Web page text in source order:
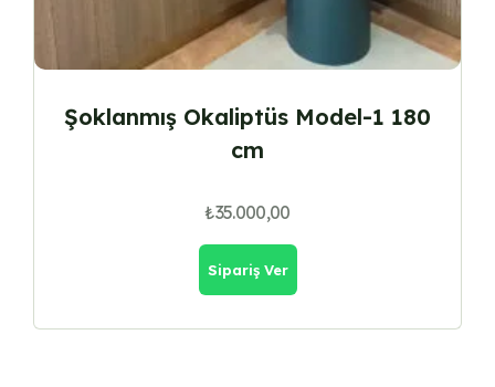
Şoklanmış Okaliptüs Model-1 180
cm
₺35.000,00
Sipariş Ver